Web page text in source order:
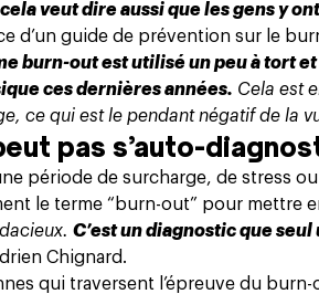
veut dire aussi que les gens y
d’un guide de prévention sur le
burn-out est utilisé un peu à tort
ces dernières années. Cela est
ce qui est le pendant négatif de la
pas s’auto-
période de surcharge, de stress
le terme “burn-out” pour mettre
C’est un diagnostic que
Chignard.
qui traversent l’épreuve du